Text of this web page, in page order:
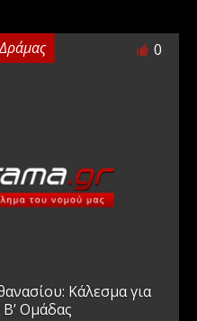
0
Κάλεσμα για
Ομάδας